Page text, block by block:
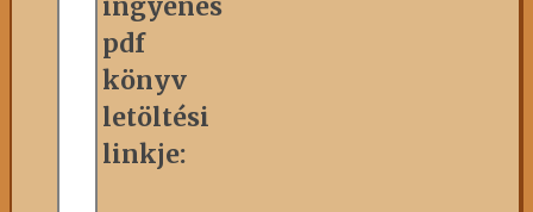
ingyenes
pdf
könyv
letöltési
linkje: